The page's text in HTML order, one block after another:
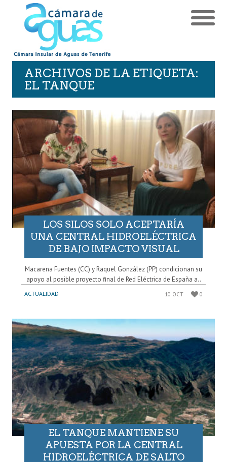
ARCHIVOS DE LA ETIQUETA:
EL TANQUE
LOS SILOS SOLO ACEPTARÍA
UNA CENTRAL HIDROELÉCTRICA
DE BAJO IMPACTO VISUAL
Macarena Fuentes (CC) y Raquel González (PP) condicionan su
apoyo al posible proyecto final de Red Eléctrica de España a..
ACTUALIDAD 10 OCT 0
EL TANQUE MANTIENE SU
APUESTA POR LA CENTRAL
HIDROELÉCTRICA DE SALTO